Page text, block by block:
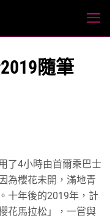
隨筆
了4小時由首爾乘巴士
為櫻花未開，滿地青
十年後的2019年，計
花馬拉松」，一嘗與